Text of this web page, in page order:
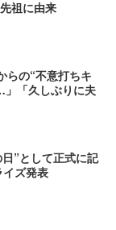
祖に由来
らの“不意打ちキ
「久しぶりに夫
”として正式に記
ズ発表